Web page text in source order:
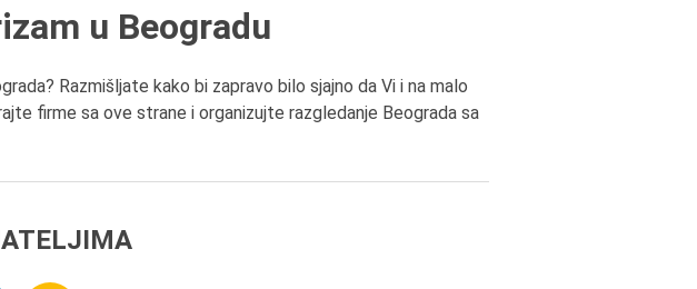
u Beogradu
Razmišljate kako bi zapravo bilo sjajno da Vi i na malo
firme sa ove strane i organizujte razgledanje Beograda sa